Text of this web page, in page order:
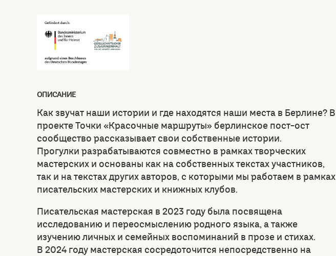
ОПИСАНИЕ
Как звучат наши истории и где находятся наши места в Берлине? В
проекте Точки «Красочные маршруты» берлинское пост-ост
сообщество рассказывает свои собственные истории.
Прогулки разрабатываются совместно в рамках творческих
мастерских и основаны как на собственных текстах участников,
так и на текстах других авторов, с которыми мы работаем в рамках
писательских мастерских и книжных клубов.
Писательская мастерская в 2023 году была посвящена
исследованию и переосмыслению родного языка, а также
изучению личных и семейных воспоминаний в прозе и стихах.
В 2024 году мастерская сосредоточится непосредственно на